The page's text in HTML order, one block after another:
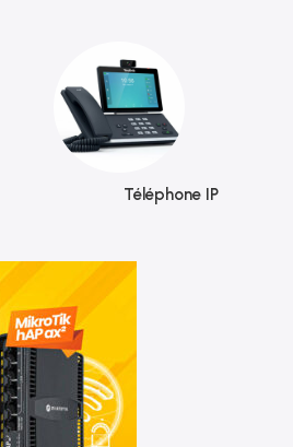
Téléphone IP